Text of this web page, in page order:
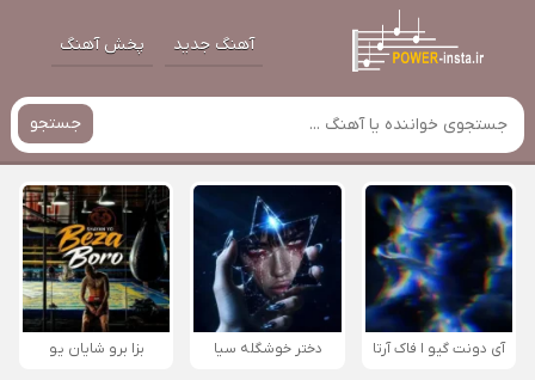
آهنگ جدید پخش آهنگ
جستجو
آی دونت گیو ا فاک آرتا دختر خوشگله سیا بزا برو شایان یو